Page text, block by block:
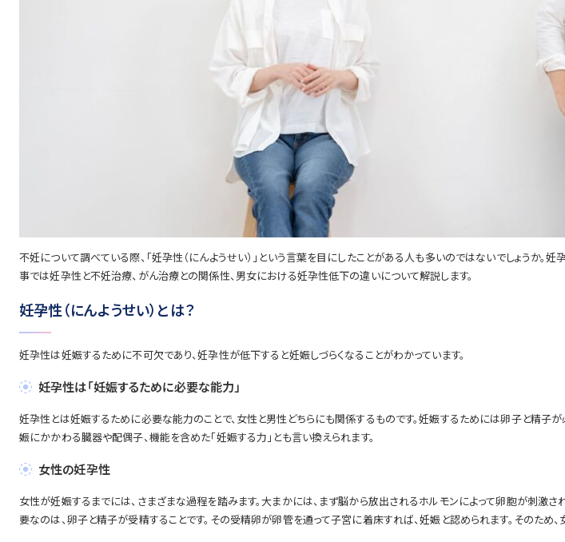
不妊について調べている際、「妊孕性（にんようせい）」という言葉を目にしたことがある人も多いのではないでしょうか
事では妊孕性と不妊治療、がん治療との関係性、男女における妊孕性低下の違いについて解説します。
妊孕性（にんようせい）とは？
妊孕性は妊娠するために不可欠であり、妊孕性が低下すると妊娠しづらくなることがわかっています。
妊孕性は「妊娠するために必要な能力」
妊孕性とは妊娠するために必要な能力のことで、女性と男性どちらにも関係するものです。妊娠するためには卵子と精子
娠にかかわる臓器や配偶子、機能を含めた「妊娠する力」とも言い換えられます。
女性の妊孕性
女性が妊娠するまでには、さまざまな過程を踏みます。大まかには、まず脳から放出されるホルモンによって卵胞が刺激
要なのは、卵子と精子が受精することです。その受精卵が卵管を通って子宮に着床すれば、妊娠と認められます。そのため